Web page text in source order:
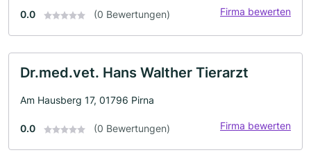
0.0 (0 Bewertungen) Firma bewerten
Dr.med.vet. Hans Walther Tierarzt
Am Hausberg 17, 01796 Pirna
0.0 (0 Bewertungen) Firma bewerten